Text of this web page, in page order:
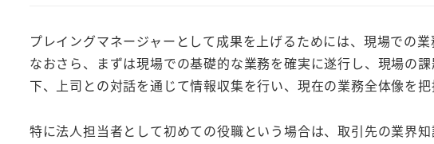
プレイングマネージャーとして成果を上げるためには、現場での
なおさら、まずは現場での基礎的な業務を確実に遂行し、現場の
下、上司との対話を通じて情報収集を行い、現在の業務全体像を把
特に法人担当者として初めての役職という場合は、取引先の業界